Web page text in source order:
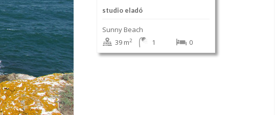
studio eladó
Sunny Beach
39 m2 1 0